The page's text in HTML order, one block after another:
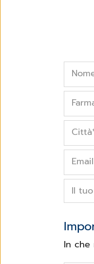
Città
Email
Il
In